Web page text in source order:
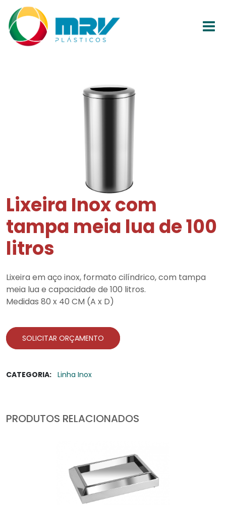
Lixeira Inox com
tampa meia lua de 100
litros
Lixeira em aço inox, formato cilíndrico, com tampa
meia lua e capacidade de 100 litros.
Medidas 80 x 40 CM (A x D)
SOLICITAR ORÇAMENTO
CATEGORIA: Linha Inox
PRODUTOS RELACIONADOS